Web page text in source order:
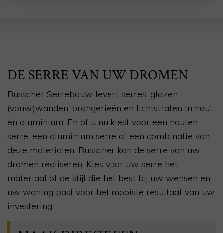
DE SERRE VAN UW DROMEN
Busscher Serrebouw levert serres, glazen
(vouw)wanden, orangerieën en lichtstraten in hout
en aluminium. En of u nu kiest voor een houten
serre, een aluminium serre of een combinatie van
deze materialen, Busscher kan de serre van uw
dromen realiseren. Kies voor uw serre het
materiaal of de stijl die het best bij uw wensen en
uw woning past voor het mooiste resultaat van uw
investering.